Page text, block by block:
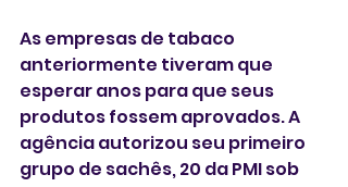
As empresas de tabaco
anteriormente tiveram que
esperar anos para que seus
produtos fossem aprovados. A
agência autorizou seu primeiro
grupo de sachês, 20 da PMI sob